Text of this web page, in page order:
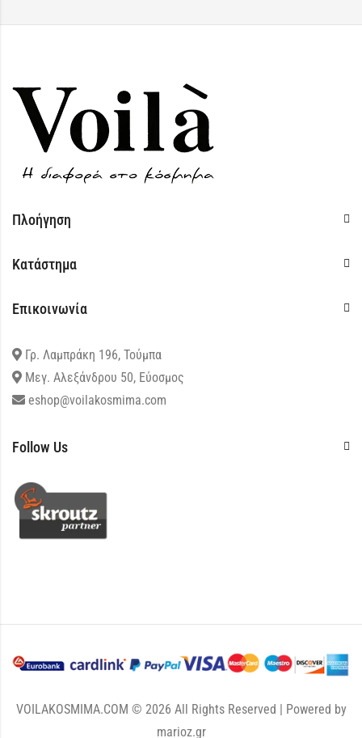
Πλοήγηση
Κατάστημα
Επικοινωνία
Γρ. Λαμπράκη 196, Τούμπα
Μεγ. Αλεξάνδρου 50, Εύοσμος
eshop@voilakosmima.com
Follow Us
VOILAKOSMIMA.COM © 2026 All Rights Reserved | Powered by
marioz.gr